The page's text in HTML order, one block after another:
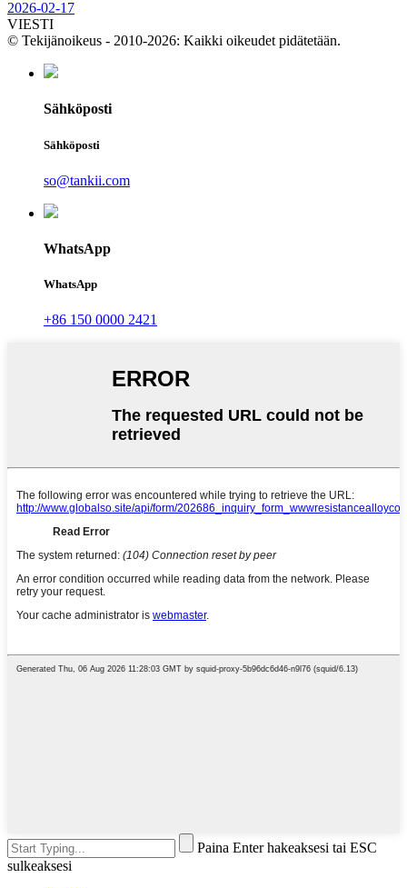
2026-02-17
VIESTI
© Tekijänoikeus - 2010-2026: Kaikki oikeudet pidätetään.
Sähköposti
Sähköposti
so@tankii.com
WhatsApp
WhatsApp
+86 150 0000 2421
Paina Enter hakeaksesi tai ESC
sulkeaksesi